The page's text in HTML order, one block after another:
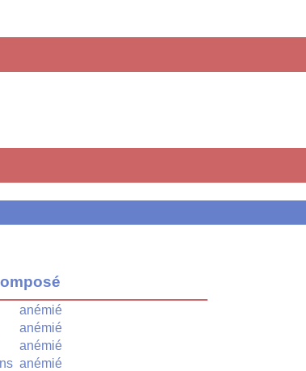
anémié
anémié
anémié
anémié